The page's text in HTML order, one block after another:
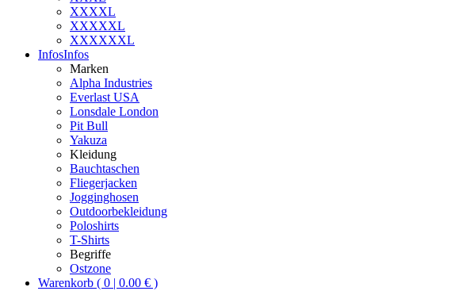
XXXXL
XXXXXL
XXXXXXL
InfosInfos
Marken
Alpha Industries
Everlast USA
Lonsdale London
Pit Bull
Yakuza
Kleidung
Bauchtaschen
Fliegerjacken
Jogginghosen
Outdoorbekleidung
Poloshirts
T-Shirts
Begriffe
Ostzone
Warenkorb ( 0 | 0.00 € )